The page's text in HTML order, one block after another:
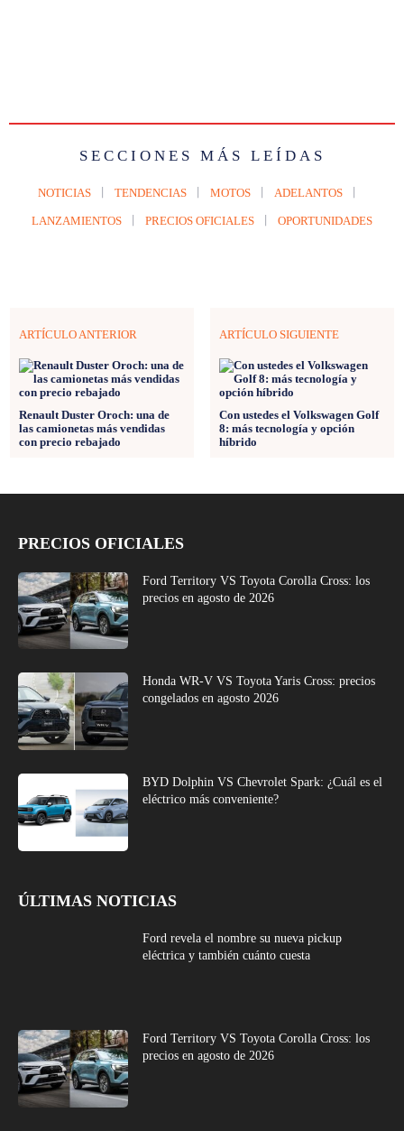
SECCIONES MÁS LEÍDAS
NOTICIAS TENDENCIAS MOTOS ADELANTOS
LANZAMIENTOS PRECIOS OFICIALES OPORTUNIDADES
ARTÍCULO ANTERIOR
Renault Duster Oroch: una de
las camionetas más vendidas
con precio rebajado
ARTÍCULO SIGUIENTE
Con ustedes el Volkswagen Golf
8: más tecnología y opción
híbrido
PRECIOS OFICIALES
Ford Territory VS Toyota Corolla Cross: los
precios en agosto de 2026
Honda WR-V VS Toyota Yaris Cross: precios
congelados en agosto 2026
BYD Dolphin VS Chevrolet Spark: ¿Cuál es el
eléctrico más conveniente?
ÚLTIMAS NOTICIAS
Ford revela el nombre su nueva pickup
eléctrica y también cuánto cuesta
Ford Territory VS Toyota Corolla Cross: los
precios en agosto de 2026